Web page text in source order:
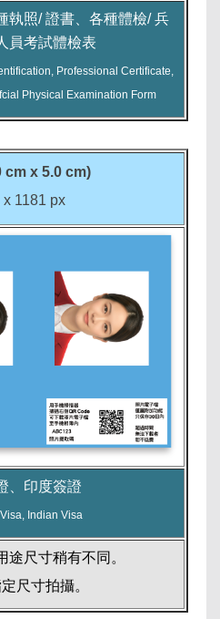
執照/ 證書、各種體檢/ 兵
員考試體檢表
Professional Certificate,
Physical Examination Form
cm x 5.0 cm)
x 1181 px
、印度簽證
Indian Visa
尺寸稍有不同。
尺寸拍攝。